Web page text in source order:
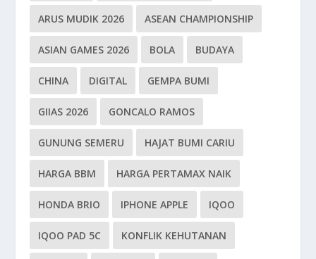
ARUS MUDIK 2026 ASEAN CHAMPIONSHIP
ASIAN GAMES 2026 BOLA BUDAYA
CHINA DIGITAL GEMPA BUMI
GIIAS 2026 GONCALO RAMOS
GUNUNG SEMERU HAJAT BUMI CARIU
HARGA BBM HARGA PERTAMAX NAIK
HONDA BRIO IPHONE APPLE IQOO
IQOO PAD 5C KONFLIK KEHUTANAN